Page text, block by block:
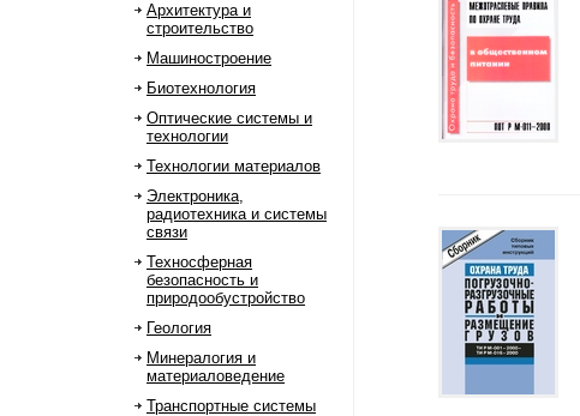
Архитектура и
строительство
Машиностроение
Биотехнология
Оптические системы и
технологии
Технологии материалов
Электроника,
радиотехника и системы
связи
Техносферная
безопасность и
природообустройство
Геология
Минералогия и
материаловедение
Транспортные системы